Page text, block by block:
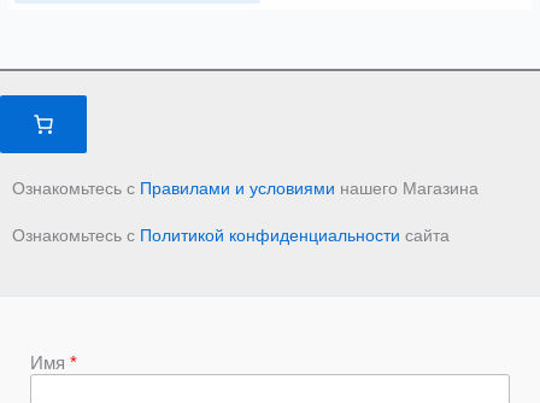
Ознакомьтесь с Правилами и условиями нашего Магазина
Ознакомьтесь с Политикой конфиденциальности сайта
Имя